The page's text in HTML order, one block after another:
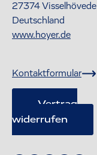
27374Visselhövede
Deutschland
www.hoyer.de
Kontaktformular
Vertrag
widerrufen